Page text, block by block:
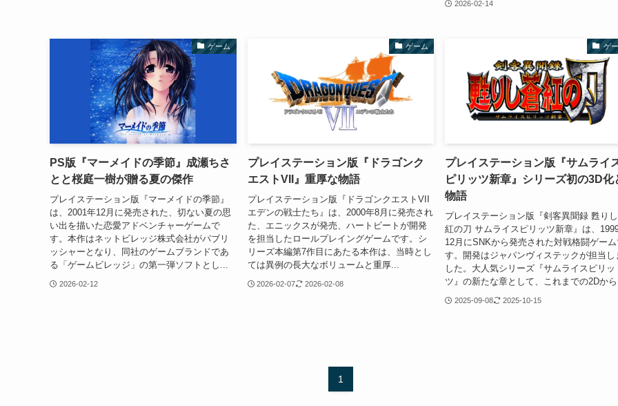
2026-02-14
ゲーム
PS版『マーメイドの季節』成瀬ちさ
とと桜庭一樹が贈る夏の傑作
プレイステーション版『マーメイドの季節』
は、2001年12月に発売された、切ない夏の思
い出を描いた恋愛アドベンチャーゲームで
す。本作はネットビレッジ株式会社がパブリ
ッシャーとなり、同社のゲームブランドであ
る「ゲームビレッジ」の第一弾ソフトとし...
2026-02-12
ゲーム
プレイステーション版『ドラゴンク
エストVII』重厚な物語
プレイステーション版『ドラゴンクエストVII
エデンの戦士たち』は、2000年8月に発売され
た、エニックスが発売、ハートビートが開発
を担当したロールプレイングゲームです。シ
リーズ本編第7作目にあたる本作は、当時とし
ては異例の長大なボリュームと重厚...
2026-02-07 2026-02-08
ゲ
プレイステーション版『サムライ
ピリッツ新章』シリーズ初の3D化
物語
プレイステーション版『剣客異聞録 甦り
紅の刀 サムライスピリッツ新章』は、
12月にSNKから発売された対戦格闘ゲー
す。開発はジャパンヴィステックが担当し
した。大人気シリーズ『サムライスピリッ
ツ』の新たな章として、これまでの2Dから
2025-09-08 2025-10-15
1